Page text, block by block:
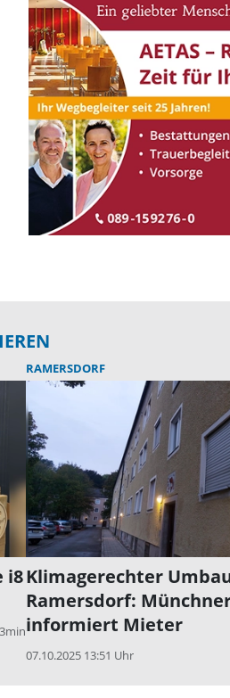
i8
3min
RAMERSDORF
Klimagerechter
Ramersdorf:
informiert Mieter
07.10.2025 13:51 Uhr